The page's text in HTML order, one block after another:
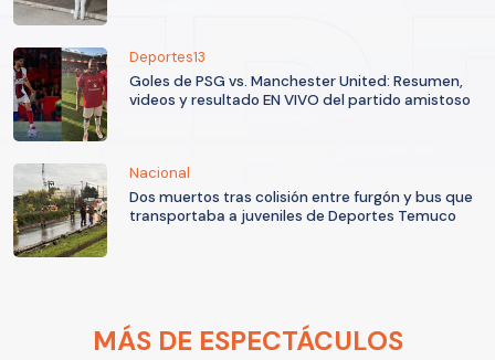
Deportes13
Goles de PSG vs. Manchester United: Resumen,
videos y resultado EN VIVO del partido amistoso
Nacional
Dos muertos tras colisión entre furgón y bus que
transportaba a juveniles de Deportes Temuco
MÁS DE ESPECTÁCULOS